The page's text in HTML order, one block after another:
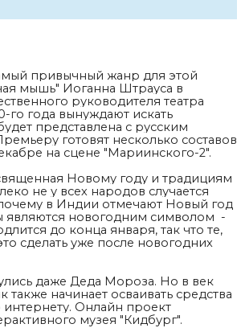
привычный жанр для этой
мышь" Иоганна Штрауса в
руководителя театра
го года вынуждают искать
представлена с русским
готовят несколько составов
на сцене "Мариинского-2".
Новому году и традициям
не у всех народов случается
в Индии отмечают Новый год
являются новогодним символом -
до конца января, так что те,
сделать уже после новогодних
даже Деда Мороза. Но в век
начинает осваивать средства
Онлайн проект
музея "Кидбург".